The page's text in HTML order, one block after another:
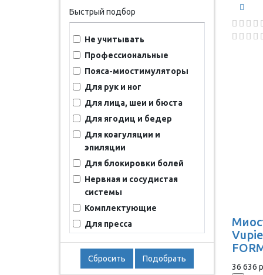
Быстрый подбор
Не учитывать
Профессиональные
Пояса-миостимуляторы
Для рук и ног
Для лица, шеи и бюста
Для ягодиц и бедер
Для коагуляции и
эпиляции
Для блокировки болей
Нервная и сосудистая
системы
Комплектующие
Для пресса
Сбросить Подобрать
36 636